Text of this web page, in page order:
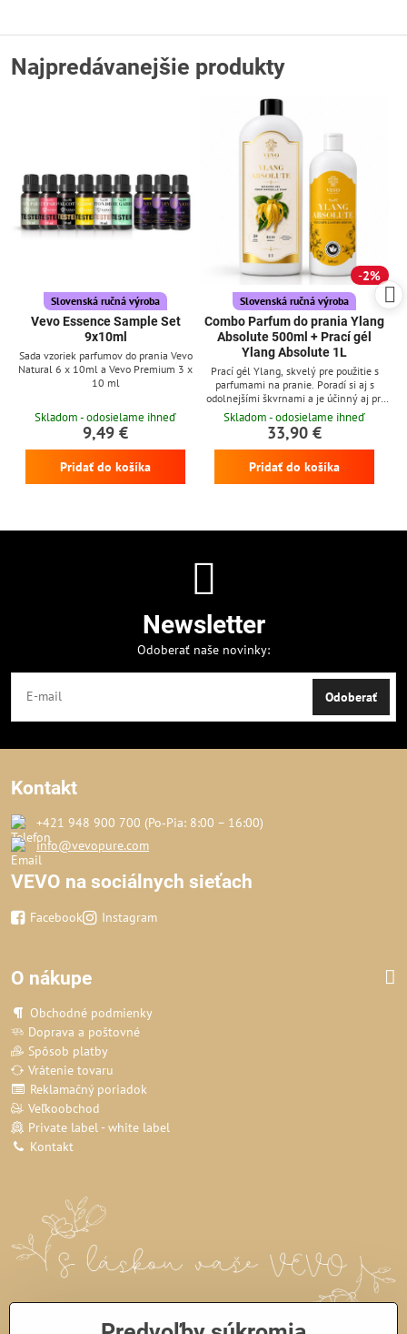
Najpredávanejšie produkty
Slovenská ručná výroba
Vevo Essence Sample Set
9x10ml
Sada vzoriek parfumov do prania Vevo
Natural 6 x 10ml a Vevo Premium 3 x
10 ml
Skladom - odosielame ihneď
9,49 €
Pridať do košíka
2%
Slovenská ručná výroba
Combo Parfum do prania Ylang
Absolute 500ml + Prací gél
Ylang Absolute 1L
Prací gél Ylang, skvelý pre použitie s
parfumami na pranie. Poradí si aj s
odolnejšími škvrnami a je účinný aj pri
nízkych teplotách
Skladom - odosielame ihneď
33,90 €
Pridať do košíka
Newsletter
Odoberať naše novinky:
Odoberať
Kontakt
+421 948 900 700 (Po‑Pia: 8:00 – 16:00)
info@vevopure.com
VEVO na sociálnych sieťach
Facebook Instagram
O nákupe
Obchodné podmienky
Doprava a poštovné
Spôsob platby
Vrátenie tovaru
Reklamačný poriadok
Veľkoobchod
Private label - white label
Kontakt